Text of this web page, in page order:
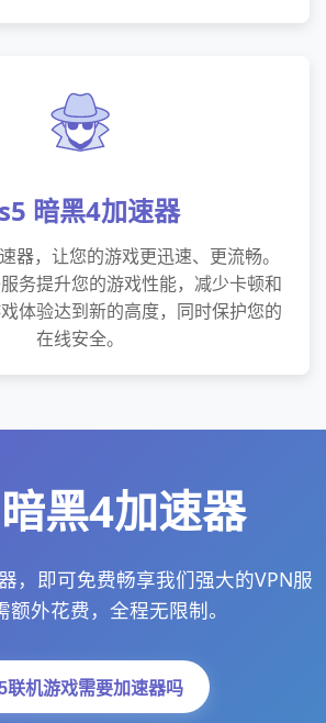
暗黑4加速器
器，让您的游戏更迅速、更流畅。
务提升您的游戏性能，减少卡顿和
体验达到新的高度，同时保护您的
在线安全。
黑4加速器
，即可免费畅享我们强大的VPN服
额外花费，全程无限制。
联机游戏需要加速器吗